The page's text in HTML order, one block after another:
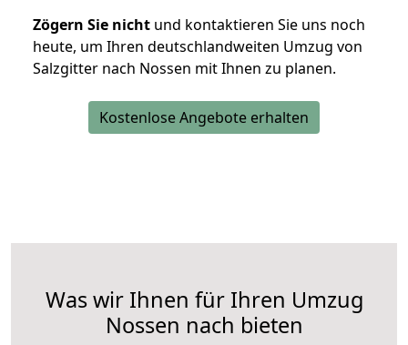
Zögern Sie nicht und kontaktieren Sie uns noch
heute, um Ihren deutschlandweiten Umzug von
Salzgitter nach Nossen mit Ihnen zu planen.
Kostenlose Angebote erhalten
Was wir Ihnen für Ihren Umzug
Nossen nach bieten